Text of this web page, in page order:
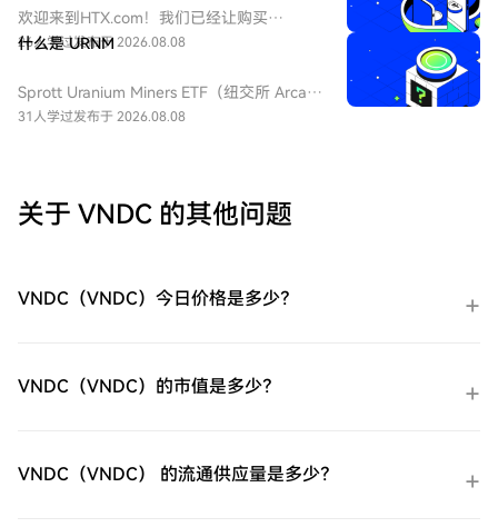
ETF 为每日 2 倍杠杆做多 VIX 短期期货产
品，挂钩标普 500 短期波动率期货指数，该
基金通常用于在美股市场波动加剧或恐慌情
特性和期货展期成本，它不适合长期持有。
欢迎来到HTX.com！我们已经让购买
ProShares 两倍做多短期 VIX 期货
逐步指南，放心开始您的加密货币之旅。第
一步：创建您的HTX账户使用您的电子邮
或Mastercard即时购买ProShares 两倍做多
Pay等流行支付方法以增加便利性。C2C购
者提供个性化服务和竞争性汇率。第三步：
存储您的ProShares 两倍做多短期 VIX 期货
在您的HTX账户钱包中。您也可以通过区块
链转账将其发送到其他地方或者用于交易其
26人学过发布于 2026.08.08
什么是 URNM
Sprott Uranium Miners ETF（纽交所 Arca
代码：URNM），中文：无（bn无），传统
铀持有企业，受益全球清洁能源转型与核电
需求增长，是美股稀缺铀矿赛道投资工具。
31人学过发布于 2026.08.08
关于 VNDC 的其他问题
VNDC（VNDC）今日价格是多少？
VNDC（VNDC）的市值是多少？
VNDC（VNDC） 的流通供应量是多少？